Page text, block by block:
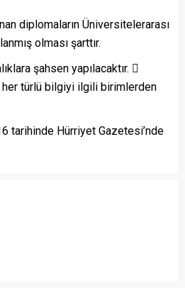
diplomaların Üniversitelerarası
olması şarttır.
şahsen yapılacaktır. 
her türlü bilgiyi ilgili birimlerden
tarihinde Hürriyet Gazetesi’nde